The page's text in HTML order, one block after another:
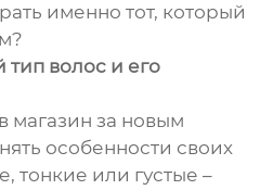
именно тот, который
тип волос и его
магазин за новым
особенности своих
тонкие или густые –